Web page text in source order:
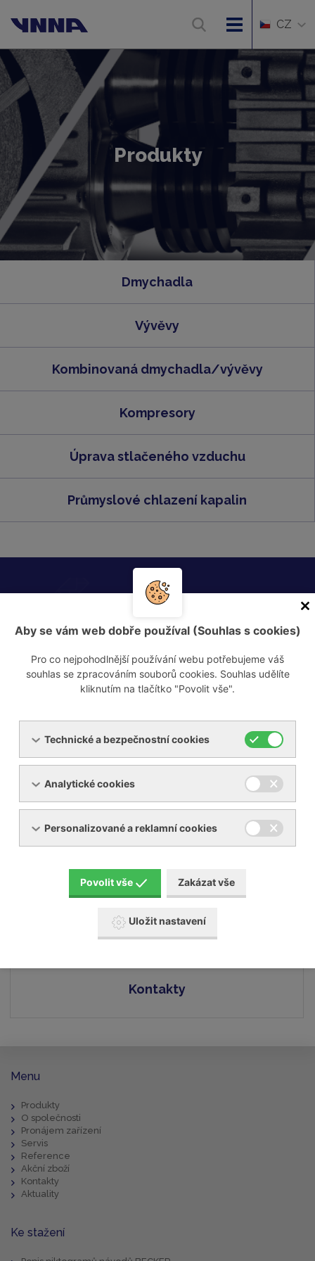
CZ
Produkty
Dmychadla
Vývěvy
Kombinovaná dmychadla/vývěvy
Kompresory
Úprava stlačeného vzduchu
Průmyslové chlazení kapalin
Zašlete nám nezávaznou poptávku
Zobrazit poptávkový formulář
+420 519 322 981
Servis
Kontakty
Menu
Produkty
O společnosti
Pronájem zařízení
Servis
Reference
Akční zboží
Kontakty
Aktuality
Ke stažení
Aby se vám web dobře používal (Souhlas s cookies)
Pro co nejpohodlnější používání webu potřebujeme váš
souhlas se zpracováním souborů cookies. Souhlas udělíte
kliknutím na tlačítko "Povolit vše".
Technické a bezpečnostní cookies
Analytické cookies
Personalizované a reklamní cookies
Povolit vše Zakázat vše
Uložit nastavení